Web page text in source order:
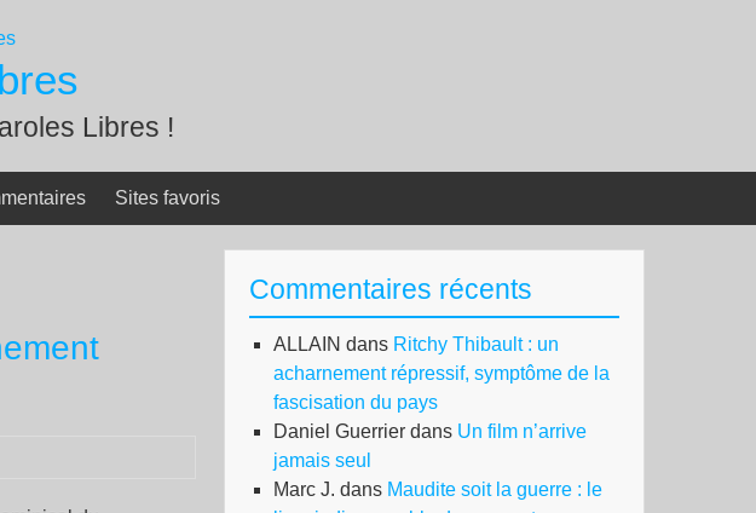
Libres !
Sites favoris
Commentaires récents
ALLAIN dans Ritchy Thibault : un
acharnement répressif, symptôme de la
fascisation du pays
Daniel Guerrier dans Un film n’arrive
jamais seul
Marc J. dans Maudite soit la guerre : le